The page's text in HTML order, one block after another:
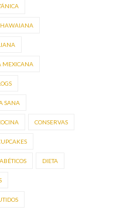
HAWAIANA
MEXICANA
SANA
CONSERVAS
DIETA